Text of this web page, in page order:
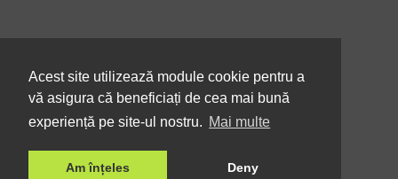
Acest site utilizează module cookie pentru a
vă asigura că beneficiați de cea mai bună
experiență pe site-ul nostru. Mai multe
Am înțeles Deny